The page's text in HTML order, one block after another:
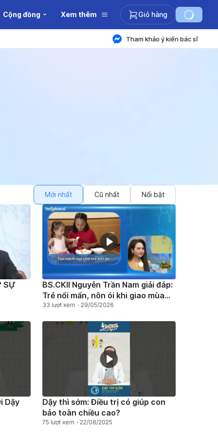
Cộng đồng Xem thêm Giỏ hàng
Tham khảo ý kiến bác sĩ
Mới nhất Cũ nhất Nổi bật
SỰ
BS.CKII Nguyễn Trần Nam giải đáp:
Trẻ nổi mẩn, nôn ói khi giao mùa
có đáng lo?
33 lượt xem 29/05/2026
Dậy
Dậy thì sớm: Điều trị có giúp con
bảo toàn chiều cao?
75 lượt xem 22/08/2025